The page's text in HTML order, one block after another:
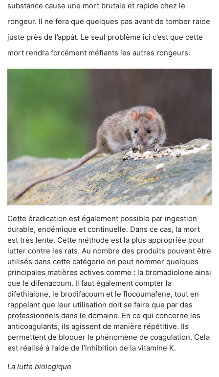
substance cause une mort brutale et rapide chez le
rongeur. Il ne fera que quelques pas avant de tomber raide
juste près de l’appât. Le seul problème ici c’est que cette
mort rendra forcément méfiants les autres rongeurs.
Cette éradication est également possible par ingestion
durable, endémique et continuelle. Dans ce cas, la mort
est très lente. Cette méthode est la plus appropriée pour
lutter contre les rats. Au nombre des produits pouvant être
utilisés dans cette catégorie on peut nommer quelques
principales matières actives comme : la bromadiolone ainsi
que le difenacoum. Il faut également compter la
difethialone, le brodifacoum et le flocoumafene, tout en
rappelant que leur utilisation doit se faire que par des
professionnels dans le domaine. En ce qui concerne les
anticoagulants, ils agissent de manière répétitive. Ils
permettent de bloquer le phénomène de coagulation. Cela
est réalisé à l’aide de l’inhibition de la vitamine K.
La lutte biologique